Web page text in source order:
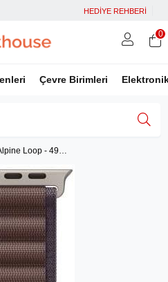
HEDİYE REHBERİ
Çevre Birimleri
Facebook İle Bağlan
Google İle Bağlan
0
Apple Watch Band - Alpine Loop - 49 mm - Indigo - M